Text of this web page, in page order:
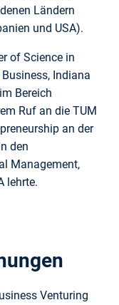
Ländern
und USA).
of Science in
Indiana
Bereich
Ruf an die TUM
an der
den
Management,
lehrte.
Venturing